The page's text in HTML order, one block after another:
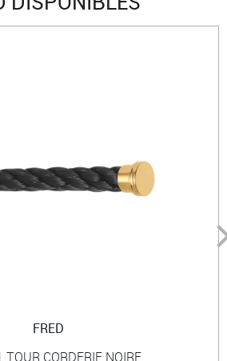
FRED
TOUR CORDERIE NOIRE